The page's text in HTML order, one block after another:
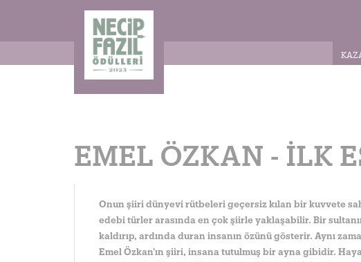
EMEL ÖZKAN - İLK
Onun şiiri dünyevi rütbeleri geçersiz kılan bir kuvvete
edebi türler arasında en çok şiirle yaklaşabilir. Bir
kaldırıp, ardında duran insanın özünü gösterir. Aynı
Emel Özkan'ın şiiri, insana tutulmuş bir ayna gibidir.